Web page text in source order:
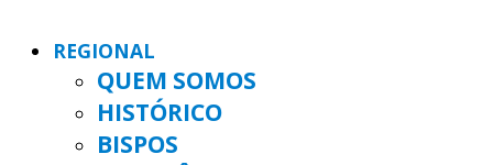
REGIONAL
QUEM SOMOS
HISTÓRICO
BISPOS